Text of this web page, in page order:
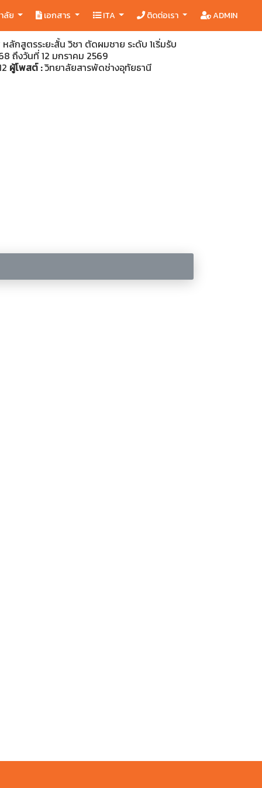
ลัย เอกสาร ITA ติดต่อเรา ADMIN
กสูตรระยะสั้น วิชา ตัดผมชาย ระดับ 1เริ่มรับ
ถึงวันที่ 12 มกราคม 2569
ผู้โพสต์ :วิทยาลัยสารพัดช่างอุทัยธานี